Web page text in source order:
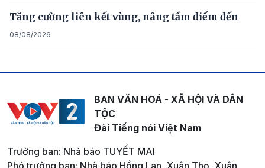
Tăng cường liên kết vùng, nâng tầm điểm đến
08/08/2026
BAN VĂN HOÁ - XÃ HỘI VÀ DÂN
TỘC
Đài Tiếng nói Việt Nam
Trưởng ban: Nhà báo TUYẾT MAI
Phó trưởng ban: Nhà báo Hồng Lan, Xuân Thọ, Xuân